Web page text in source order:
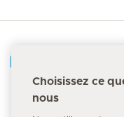
Numéro d'urgence
Choisissez ce
nous